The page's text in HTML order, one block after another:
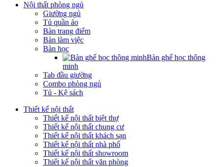
Nội thất phòng ngủ
Giường ngủ
Tủ quần áo
Bàn trang điểm
Bàn làm việc
Bàn học
Bàn ghế học thông
minh
Tab đầu giường
Combo phòng ngủ
Tủ - Kệ sách
Thiết kế nội thất
Thiết kế nội thất biệt thự
Thiết kế nội thất chung cư
Thiết kế nội thất khách sạn
Thiết kế nội thất nhà phố
Thiết kế nội thất showroom
Thiết kế nội thất văn phòng